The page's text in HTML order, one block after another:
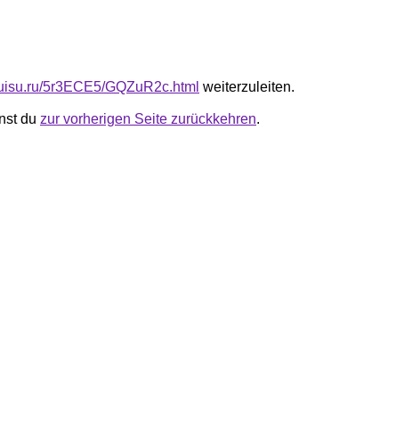
5r3ECE5/GQZuR2c.html weiterzuleiten.
du zur vorherigen Seite zurückkehren.